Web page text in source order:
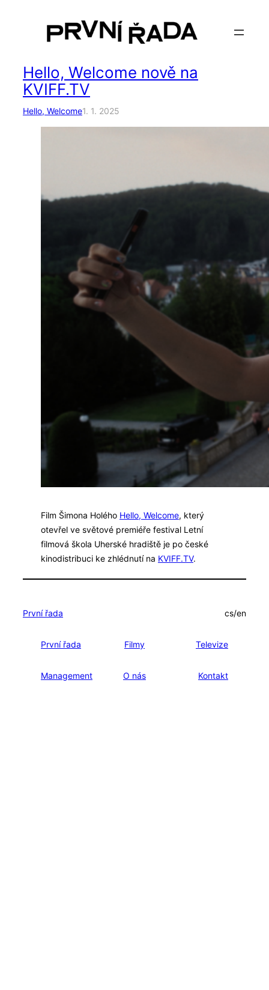
Hello, Welcome nově na
KVIFF.TV
Hello, Welcome1. 1. 2025
Film Šimona Holého Hello, Welcome, který
otevřel ve světové premiéře festival Letní
filmová škola Uherské hradiště je po české
kinodistribuci ke zhlédnutí na KVIFF.TV.
První řada cs/en
První řada Filmy Televize
Management O nás Kontakt